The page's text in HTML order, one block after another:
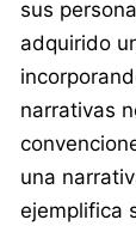
sus
adquirido
narrativas
una
ejemplifica